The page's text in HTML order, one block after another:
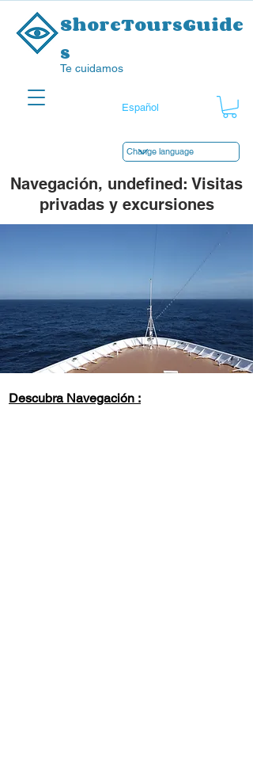
ShoreToursGuide
s
Te cuidamos
Navegación, undefined: Visitas
privadas y excursiones
Descubra Navegación :